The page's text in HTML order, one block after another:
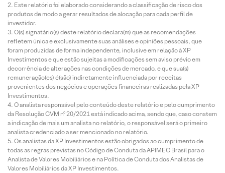
Este relatório foi elaborado considerando a classificação de risco dos
produtos de modo a gerar resultados de alocação para cada perfil de
investidor.
O(s) signatário(s) deste relatório declara(m) que as recomendações
refletem única e exclusivamente suas análises e opiniões pessoais, que
foram produzidas de forma independente, inclusive em relação à XP
Investimentos e que estão sujeitas a modificações sem aviso prévio em
decorrência de alterações nas condições de mercado, e que sua(s)
remuneração(es) é(são) indiretamente influenciada por receitas
provenientes dos negócios e operações financeiras realizadas pela XP
Investimentos.
O analista responsável pelo conteúdo deste relatório e pelo cumprimento
da Resolução CVM nº 20/2021 está indicado acima, sendo que, caso constem
a indicação de mais um analista no relatório, o responsável será o primeiro
analista credenciado a ser mencionado no relatório.
Os analistas da XP Investimentos estão obrigados ao cumprimento de
todas as regras previstas no Código de Conduta da APIMEC Brasil para o
Analista de Valores Mobiliários e na Política de Conduta dos Analistas de
Valores Mobiliários da XP Investimentos.